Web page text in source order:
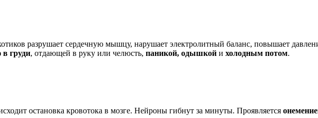
разрушает сердечную мышцу, нарушает электролитный баланс, повышает
груди, отдающей в руку или челюсть, паникой, одышкой и холодным потом.
остановка кровотока в мозге. Нейроны гибнут за минуты. Проявляется